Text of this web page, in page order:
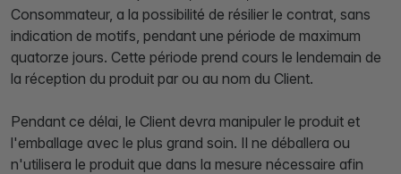
Consommateur, a la possibilité de résilier le contrat, sans
indication de motifs, pendant une période de maximum
quatorze jours. Cette période prend cours le lendemain de
la réception du produit par ou au nom du Client.
Pendant ce délai, le Client devra manipuler le produit et
l'emballage avec le plus grand soin. Il ne déballera ou
n'utilisera le produit que dans la mesure nécessaire afin